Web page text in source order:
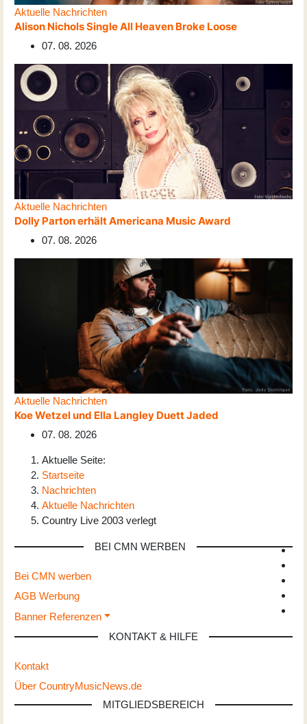
Aktuelle Nachrichten
Alison Nichols Single All Heaven Broke Loose
07. 08. 2026
Aktuelle Nachrichten
Dolly Parton erhält Americana Music Award
07. 08. 2026
Aktuelle Nachrichten
Koe Wetzel und Ella Langley Duett Jaded
07. 08. 2026
Aktuelle Seite:
Startseite
Nachrichten
Aktuelle Nachrichten
Country Live 2003 verlegt
BEI CMN WERBEN
Bei CMN werben
AGB Werbung
Banner Referenzen
KONTAKT & HILFE
Kontakt
Über CountryMusicNews.de
MITGLIEDSBEREICH